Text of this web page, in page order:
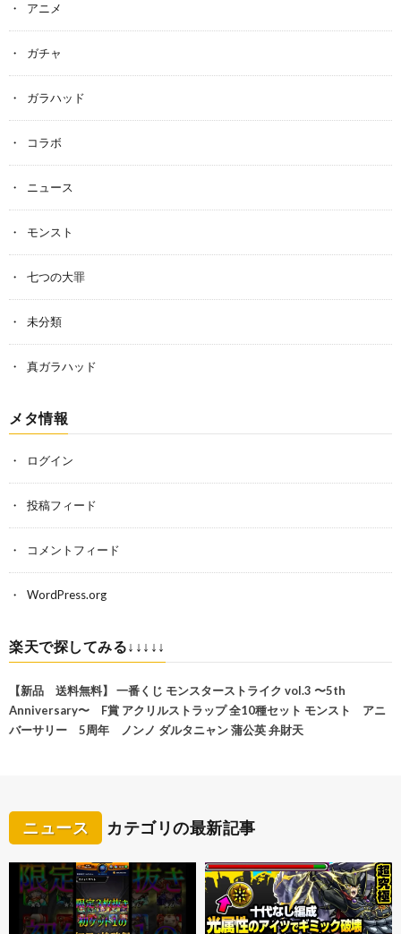
アニメ
ガチャ
ガラハッド
コラボ
ニュース
モンスト
七つの大罪
未分類
真ガラハッド
メタ情報
ログイン
投稿フィード
コメントフィード
WordPress.org
楽天で探してみる↓↓↓↓↓
【新品 送料無料】 一番くじ モンスターストライク vol.3 〜5th
Anniversary〜 F賞 アクリルストラップ 全10種セット モンスト アニ
バーサリー 5周年 ノンノ ダルタニャン 蒲公英 弁財天
ニュース カテゴリの最新記事